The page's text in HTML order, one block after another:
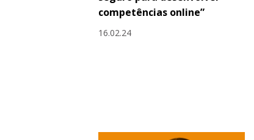
competências online”
16.02.24